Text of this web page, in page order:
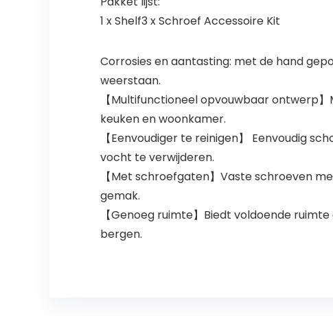
1 x Shelf3 x Schroef Accessoire Kit
Corrosies en aantasting: met de hand
weerstaan.
【Multifunctioneel opvouwbaar ontwerp
keuken en woonkamer.
【Eenvoudiger te reinigen】 Eenvoudig
vocht te verwijderen.
【Met schroefgaten】Vaste schroeven
gemak.
【Genoeg ruimte】Biedt voldoende
bergen.